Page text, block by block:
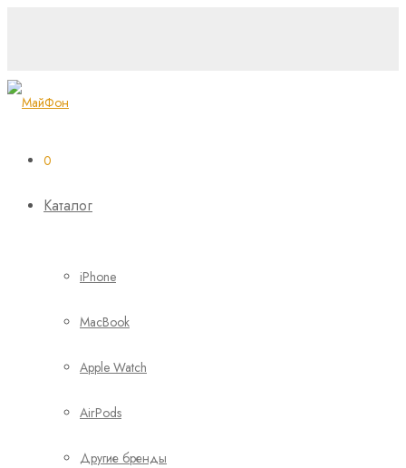
0
Каталог
iPhone
MacBook
Apple Watch
AirPods
Другие бренды